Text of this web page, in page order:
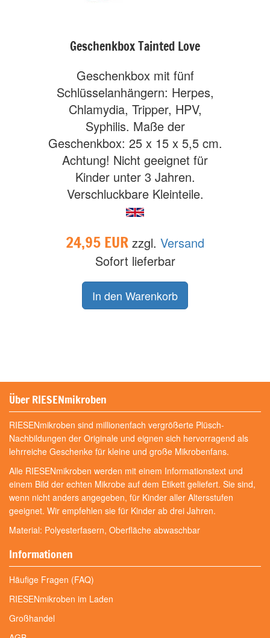
Geschenkbox Tainted Love
Geschenkbox mit fünf
Schlüsselanhängern: Herpes,
Chlamydia, Tripper, HPV,
Syphilis. Maße der
Geschenkbox: 25 x 15 x 5,5 cm.
Achtung! Nicht geeignet für
Kinder unter 3 Jahren.
Verschluckbare Kleinteile.
24,95 EUR zzgl. Versand
Sofort lieferbar
Über RIESENmikroben
RIESENmikroben sind millionenfach vergrößerte Plüsch-
Nachbildungen der Originale und eignen sich hervorragend als
lehrreiche Geschenke für kleine und große Mikrobenfans.
Alle RIESENmikroben werden mit einem Informationstext und
einem Bild der echten Mikrobe auf dem Etikett geliefert. Sie sind,
wenn nicht anders angegeben, für Kinder aller Altersstufen
geeignet. Wir empfehlen sie für Kinder ab drei Jahren.
Material: Polyesterfasern, Oberfläche abwaschbar
Informationen
Häufige Fragen (FAQ)
RIESENmikroben im Laden
Großhandel